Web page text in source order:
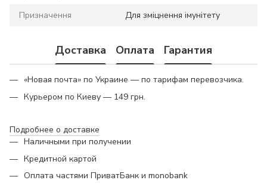
Призначення
Для зміцнення імунітету
Доставка Оплата Гарантия
«Новая почта» по Украине — по тарифам перевозчика.
Курьером по Киеву — 149 грн.
Подробнее о доставке
Наличными при получении
Кредитной картой
Оплата частями ПриватБанк и monobank